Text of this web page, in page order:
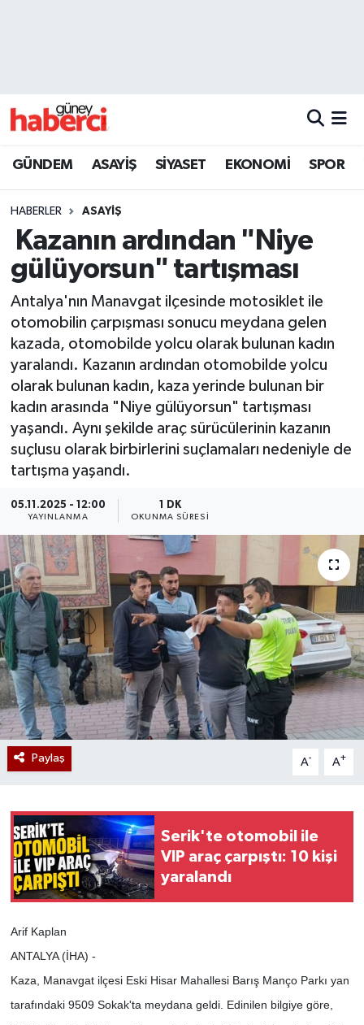
GÜNDEM ASAYİŞ SİYASET EKONOMİ SPOR
HABERLER ASAYİŞ
Kazanın ardından "Niye
gülüyorsun" tartışması
Antalya'nın Manavgat ilçesinde motosiklet ile
otomobilin çarpışması sonucu meydana gelen
kazada, otomobilde yolcu olarak bulunan kadın
yaralandı. Kazanın ardından otomobilde yolcu
olarak bulunan kadın, kaza yerinde bulunan bir
kadın arasında "Niye gülüyorsun" tartışması
yaşandı. Aynı şekilde araç sürücülerinin kazanın
suçlusu olarak birbirlerini suçlamaları nedeniyle de
tartışma yaşandı.
05.11.2025 - 12:00
YAYINLANMA
1 DK
OKUNMA SÜRESI
Paylaş A- A+
Serik'te otomobil ile
VIP araç çarpıştı: 10 kişi
yaralandı
Arif Kaplan
ANTALYA (İHA) -
Kaza, Manavgat ilçesi Eski Hisar Mahallesi Barış Manço Parkı yan
tarafındaki 9509 Sokak'ta meydana geldi. Edinilen bilgiye göre,
Beyoğlu Trafik Yoğunluk Haritası
Son Dakika Haberleri
Haber Arşivi